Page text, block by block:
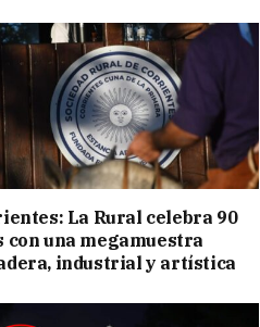
La Rural celebra 90
con una megamuestra
industrial y artística